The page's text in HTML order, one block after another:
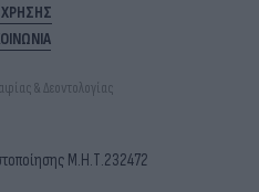
ΧΡΗΣΗΣ
& Δεοντολογίας
Μ.Η.Τ.232472